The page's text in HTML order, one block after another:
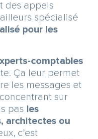
des appels
spécialisé
pour les
comptables
Ça leur permet
les messages et
sur
pas les
architectes ou
c’est